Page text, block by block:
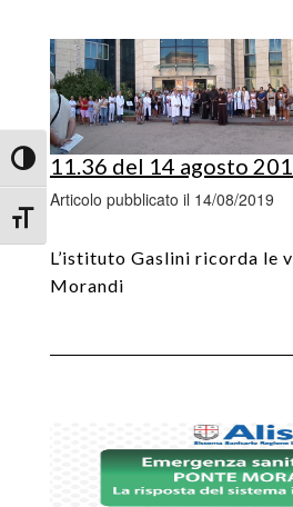
Attiva/disattiva alto contrasto
Attiva/disattiva dimensione testo
11.36 del 14 agosto
Articolo pubblicato il 14/08/2019
L’istituto Gaslini ricorda le
Morandi